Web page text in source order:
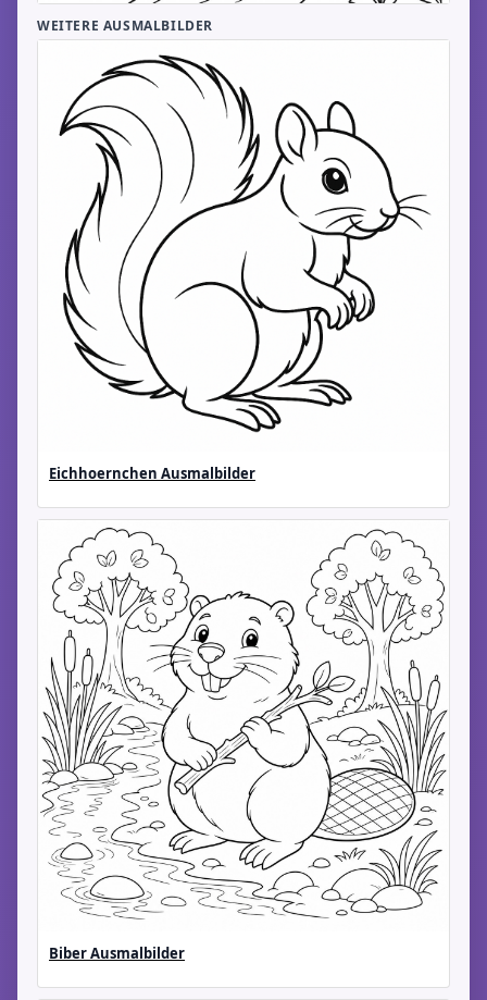
WEITERE AUSMALBILDER
Eichhoernchen Ausmalbilder
Biber Ausmalbilder